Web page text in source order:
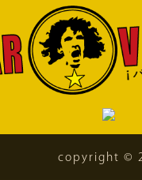
copyright ©